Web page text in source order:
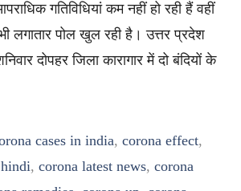
गतिविधियां कम नहीं हो रही हैं वहीं
लगातार पोल खुल रही है। उत्तर प्रदेश
दोपहर जिला कारागार में दो बंदियों के
cases in india, corona effect,
, corona latest news, corona